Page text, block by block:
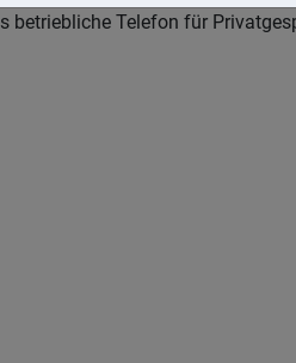
Telefon für